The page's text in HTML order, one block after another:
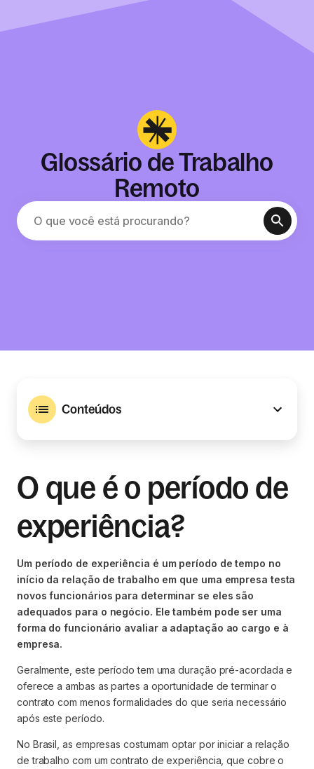
Glossário de Trabalho
Remoto
Conteúdos
O que é o período de
experiência?
Um período de experiência é um período de tempo no
início da relação de trabalho em que uma empresa testa
novos funcionários para determinar se eles são
adequados para o negócio. Ele também pode ser uma
forma do funcionário avaliar a adaptação ao cargo e à
empresa.
Geralmente, este período tem uma duração pré-acordada e
oferece a ambas as partes a oportunidade de terminar o
contrato com menos formalidades do que seria necessário
após este período.
No Brasil, as empresas costumam optar por iniciar a relação
de trabalho com um contrato de experiência, que cobre o